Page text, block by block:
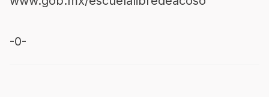
-0-